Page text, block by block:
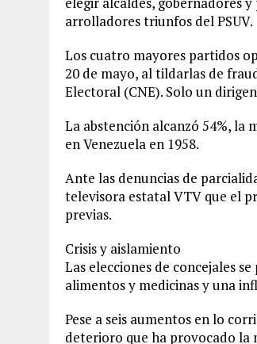
arrolladores triunfos del PSUV.
Los cuatro mayores partidos
20 de mayo, al tildarlas de
Electoral (CNE). Solo un
La abstención alcanzó 54%, la
en Venezuela en 1958.
Ante las denuncias de
televisora estatal VTV que el
previas.
Crisis y aislamiento
Las elecciones de concejales
alimentos y medicinas y una
Pese a seis aumentos en lo
deterioro que ha provocado la